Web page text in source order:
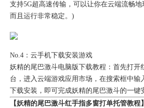
支持5G超高速传输，可以让你在云端流畅地
而且运行非常稳定。)
No.4：云手机下载安装游戏
妖精的尾巴激斗电脑版下载教程：首先打开
台，进入云端游戏应用市场，在搜索框中输
下载安装，即可完成妖精的尾巴激斗的一键
【妖精的尾巴激斗红手指多窗打单托管教程】